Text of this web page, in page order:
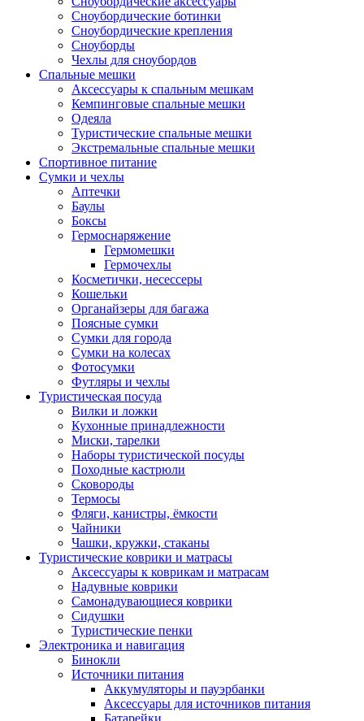
Сноубордические ботинки
Сноубордические крепления
Сноуборды
Чехлы для сноубордов
Спальные мешки
Аксессуары к спальным мешкам
Кемпинговые спальные мешки
Одеяла
Туристические спальные мешки
Экстремальные спальные мешки
Спортивное питание
Сумки и чехлы
Аптечки
Баулы
Боксы
Гермоснаряжение
Гермомешки
Гермочехлы
Косметички, несессеры
Кошельки
Органайзеры для багажа
Поясные сумки
Сумки для города
Сумки на колесах
Фотосумки
Футляры и чехлы
Туристическая посуда
Вилки и ложки
Кухонные принадлежности
Миски, тарелки
Наборы туристической посуды
Походные кастрюли
Сковороды
Термосы
Фляги, канистры, ёмкости
Чайники
Чашки, кружки, стаканы
Туристические коврики и матрасы
Аксессуары к коврикам и матрасам
Надувные коврики
Самонадувающиеся коврики
Сидушки
Туристические пенки
Электроника и навигация
Бинокли
Источники питания
Аккумуляторы и пауэрбанки
Аксессуары для источников питания
Батарейки